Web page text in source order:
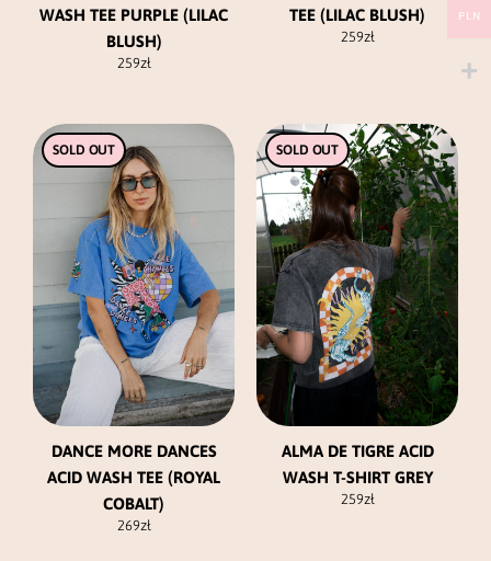
WASH TEE PURPLE (LILAC
BLUSH)
259zł
TEE (LILAC BLUSH)
259zł
SOLD OUT
DANCE MORE DANCES
ACID WASH TEE (ROYAL
COBALT)
269zł
produkt
ma
wiele
wariantów.
Opcje
można
wybrać
na
stronie
produktu
SOLD OUT
ALMA DE TIGRE ACID
WASH T-SHIRT GREY
259zł
Ten
produkt
ma
wiele
wariantów.
Opcje
można
wybrać
na
stronie
produktu
PLN